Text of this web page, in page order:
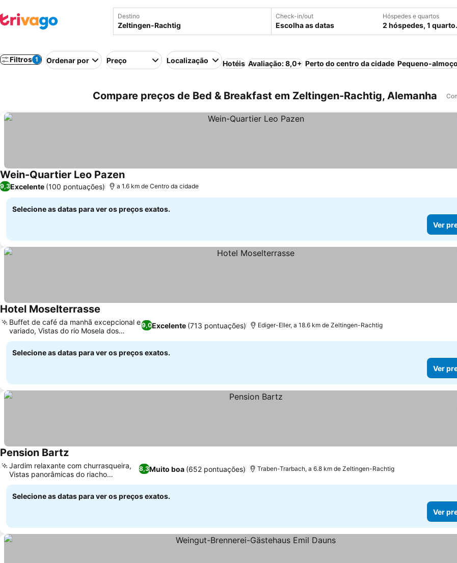
Destino Check-in/out
Escolha as datas
Hóspedes e quartos
2 hóspedes, 1 quarto.
Filtros 1 Ordenar por Preço Localização Hotéis Avaliação: 8,0+ Perto do centro da cidade Pequeno-
Compare preços de Bed & Breakfast em Zeltingen-Rachtig, Alemanha
Wein-Quartier Leo Pazen
9,3Excelente (100 pontuações) a 1.6 km de Centro da cidade
Selecione as datas para ver os preços exatos.
Ver
Hotel Moselterrasse
9,0Excelente (713 pontuações)
Buffet de café da manhã excepcional e
variado, Vistas do rio Mosela dos
quartos
Ediger-Eller, a 18.6 km de Zeltingen-Rachtig
Selecione as datas para ver os preços exatos.
Ver
Pension Bartz
8,3Muito boa (652 pontuações)
Jardim relaxante com churrasqueira,
Vistas panorâmicas do riacho
Kautenbach
Traben-Trarbach, a 6.8 km de Zeltingen-Rachtig
Selecione as datas para ver os preços exatos.
Ver